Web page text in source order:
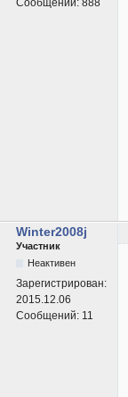
Сообщений: 888
Winter2008j
Участник
Неактивен
Зарегистрирован:
2015.12.06
Сообщений: 11